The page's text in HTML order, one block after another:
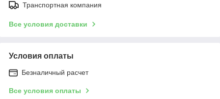
Транспортная компания
Все условия доставки
Условия оплаты
Безналичный расчет
Все условия оплаты